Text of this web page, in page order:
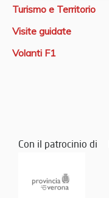
Turismo e Territorio
Visite guidate
Volanti F1
Con il patrocinio di